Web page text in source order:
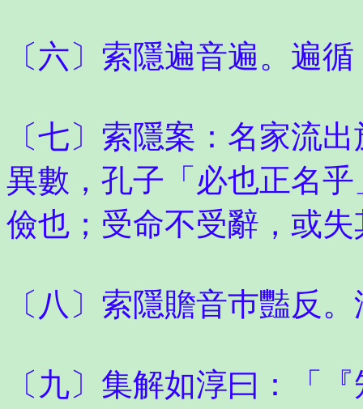
〔六〕索隱遍音遍。遍
〔七〕索隱案：名家流
異數，孔子「必也正名
儉也；受命不受辭，或
〔八〕索隱贍音巿豔反
〔九〕集解如淳曰：「